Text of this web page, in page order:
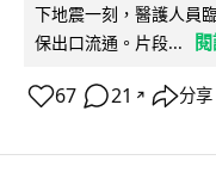
下地震一刻，醫護人員
保出口流通。片段...
67 21 ↗ 分享